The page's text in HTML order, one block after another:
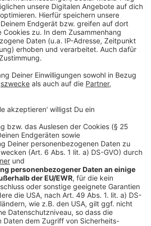
Management Platform
sieht sich mit seiner Vergangenheit